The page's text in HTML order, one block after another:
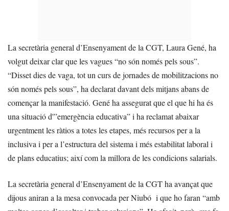
La secretària general d’Ensenyament de la CGT, Laura Gené, ha
volgut deixar clar que les vagues “no són només pels sous”.
“Disset dies de vaga, tot un curs de jornades de mobilitzacions no
són només pels sous”, ha declarat davant dels mitjans abans de
començar la manifestació. Gené ha assegurat que el que hi ha és
una situació d'”emergència educativa” i ha reclamat abaixar
urgentment les ràtios a totes les etapes, més recursos per a la
inclusiva i per a l’estructura del sistema i més estabilitat laboral i
de plans educatius; així com la millora de les condicions salarials.
La secretària general d’Ensenyament de la CGT ha avançat que
dijous aniran a la mesa convocada per Niubó i que ho faran “amb